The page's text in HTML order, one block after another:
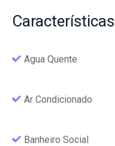
Características
Agua Quente
Ar Condicionado
Banheiro Social